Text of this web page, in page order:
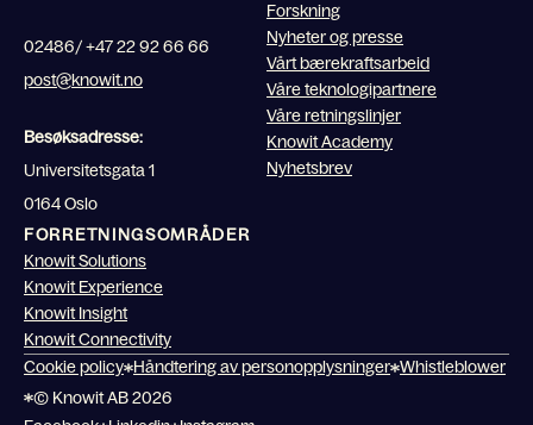
02486/ +47 22 92 66 66
post@knowit.no
Besøksadresse:
Universitetsgata 1
0164 Oslo
Forskning
Nyheter og presse
Vårt bærekraftsarbeid
Våre teknologipartnere
Våre retningslinjer
Knowit Academy
Nyhetsbrev
FORRETNINGSOMRÅDER
Knowit Solutions
Knowit Experience
Knowit Insight
Knowit Connectivity
Cookie policy Håndtering av personopplysninger Whistleblower
© Knowit AB 2026